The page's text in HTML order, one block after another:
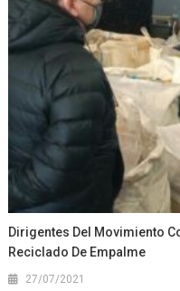
Dirigentes Del Movimiento
Reciclado De Empalme
27/07/2021